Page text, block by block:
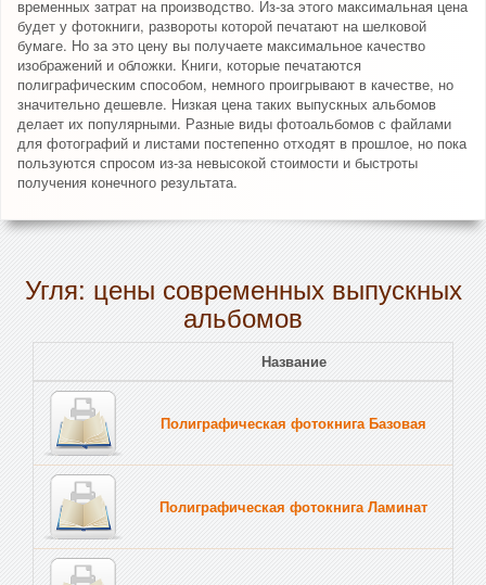
временных затрат на производство. Из-за этого максимальная цена
будет у фотокниги, развороты которой печатают на шелковой
бумаге. Но за это цену вы получаете максимальное качество
изображений и обложки. Книги, которые печатаются
полиграфическим способом, немного проигрывают в качестве, но
значительно дешевле. Низкая цена таких выпускных альбомов
делает их популярными. Разные виды фотоальбомов с файлами
для фотографий и листами постепенно отходят в прошлое, но пока
пользуются спросом из-за невысокой стоимости и быстроты
получения конечного результата.
Угля: цены современных выпускных
альбомов
Название
Полиграфическая фотокнига Базовая
Полиграфическая фотокнига Ламинат